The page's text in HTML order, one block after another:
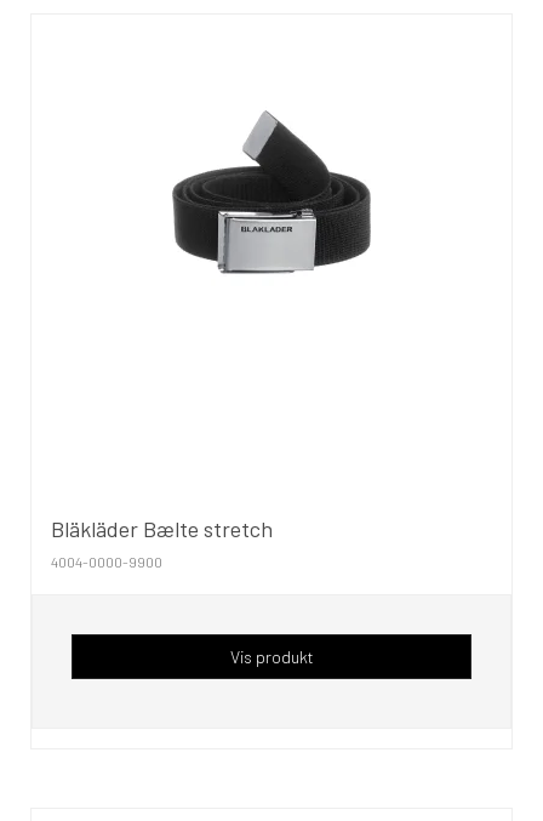
Bläkläder Bælte stretch
4004-0000-9900
Vis produkt